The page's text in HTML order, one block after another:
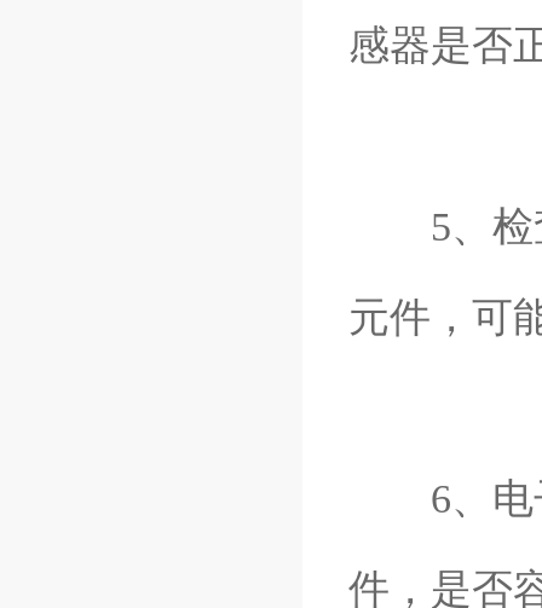
感器是否
5、检查
元件，可
6、电子
件，是否